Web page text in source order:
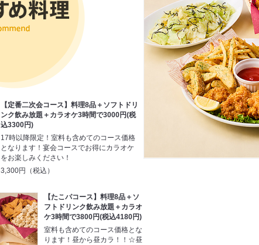
【定番二次会コース】料理8品＋ソフトドリ
ンク飲み放題＋カラオケ3時間で3000円(税
込3300円)
17時以降限定！室料も含めてのコース価格
となります！宴会コースでお得にカラオケ
をお楽しみください！
3,300円（税込）
【たこパコース】料理8品＋ソ
フトドリンク飲み放題＋カラオ
ケ3時間で3800円(税込4180円)
室料も含めてのコース価格とな
ります！昼から昼カラ！！☆昼